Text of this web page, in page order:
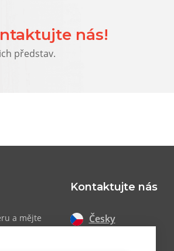
nás!
představ.
a mějte
Kontaktujte nás
Česky